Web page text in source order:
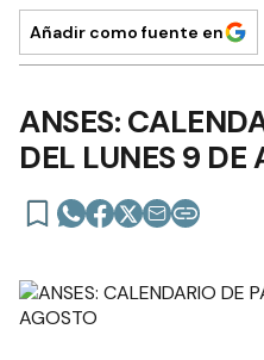
Añadir como fuente en
ANSES:
DEL LUNES 9 DE